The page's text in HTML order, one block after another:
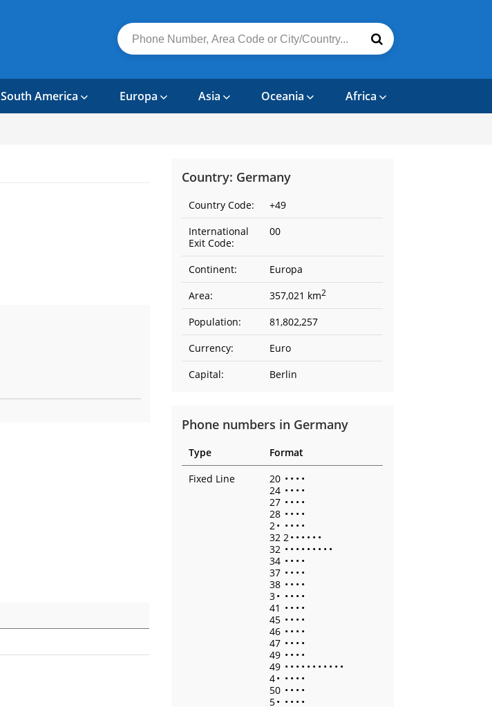
South America Europa Asia Oceania Africa
Country: Germany
Country Code:
+49
International
Exit Code:
00
Continent:
Europa
Area:
357,021 km2
Population:
81,802,257
Currency:
Euro
Capital:
Berlin
Phone numbers in Germany
Type
Format
Fixed Line
20 • • • •
24 • • • •
27 • • • •
28 • • • •
2• • • • •
32 2• • • • • •
32 • • • • • • • • •
34 • • • •
37 • • • •
38 • • • •
3• • • • •
41 • • • •
45 • • • •
46 • • • •
47 • • • •
49 • • • •
49 • • • • • • • • • • •
4• • • • •
50 • • • •
5• • • • •